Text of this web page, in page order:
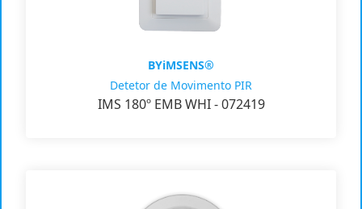
BYiMSENS®
Detetor de Movimento PIR
IMS 180º EMB WHI - 072419